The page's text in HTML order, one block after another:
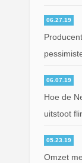
06.27.19
06.07.19
Hoe de
uitstoot
05.23.19
Omzet